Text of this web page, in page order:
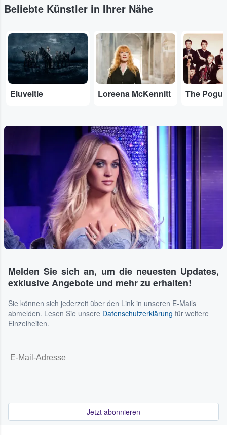
Beliebte Künstler in Ihrer Nähe
...
Eluveitie
...
Loreena McKennitt
...
The
Melden Sie sich an, um die neuesten Updates,
exklusive Angebote und mehr zu erhalten!
Sie können sich jederzeit über den Link in unseren E-Mails
abmelden. Lesen Sie unsere Datenschutzerklärung für weitere
Einzelheiten.
Jetzt abonnieren